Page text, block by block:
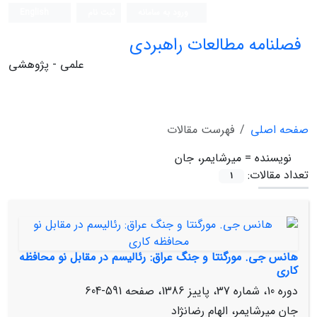
فصلنامه مطالعات راهبردی
علمی - پژوهشی
صفحه اصلی
فهرست مقالات
نویسنده = میرشایمر، جان
تعداد مقالات:
1
هانس جی. مورگنتا و جنگ عراق: رئالیسم در مقابل نو محافظه‏
کاری
دوره 10، شماره 37، پاییز 1386، صفحه
591-604
جان میرشایمر، الهام رضانژاد